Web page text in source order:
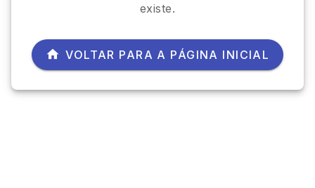
existe.
VOLTAR PARA A PÁGINA INICIAL